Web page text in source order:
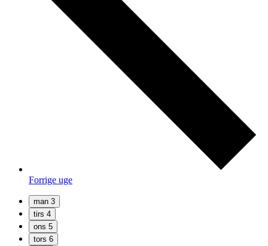
Forrige uge
man 3
tirs 4
ons 5
tors 6